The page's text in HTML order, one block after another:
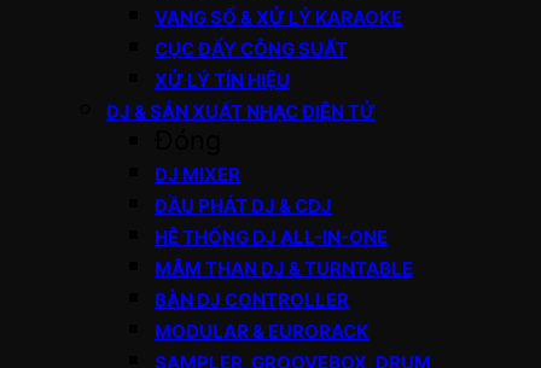
VANG SỐ & XỬ LÝ KARAOKE
CỤC ĐẨY CÔNG SUẤT
XỬ LÝ TÍN HIỆU
DJ & SẢN XUẤT NHẠC ĐIỆN TỬ
DJ MIXER
ĐẦU PHÁT DJ & CDJ
HỆ THỐNG DJ ALL-IN-ONE
MÂM THAN DJ & TURNTABLE
BÀN DJ CONTROLLER
MODULAR & EURORACK
SAMPLER, GROOVEBOX, DRUM